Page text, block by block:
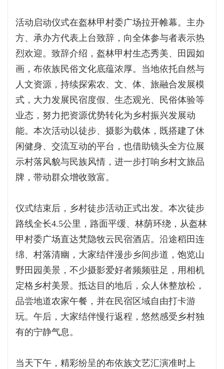
活动启动仪式在盔林甲村委广场拉开帷幕。主办
方、承办方代表上台致辞，向全体参与者表示热
烈欢迎。致辞介绍，盔林甲村生态秀美、田园如
画，布依族民俗文化底蕴浓厚。当地依托自然与
人文资源，持续探索农、文、体、旅融合发展模
式，大力发展民宿度假、生态观光、民俗体验等
业态，努力把资源优势转化为乡村振兴发展动
能。本次活动以徒步、摄影为载体，既搭建了休
闲健身、交流互动的平台，也借助镜头全方位展
示村落风貌与民族风情，进一步打响乡村文旅品
牌，带动群众增收致富。
仪式结束后，乡村徒步活动正式出发。本次徒步
路线全长4.5公里，路面平缓、林荫环绕，从盔林
甲村委广场直达梵隐牧云民宿酒店。沿途稻田连
绵、村落清幽，大家结伴漫步乡间步道，饱览山
野田园美景，不少摄影爱好者频频驻足，用相机
定格乡村美景。抵达目的地后，众人休整放松，
品尝地道农家午餐，并在民宿区域自由打卡游
玩。午后，大家结伴慢行返程，悠然感受乡村独
有的宁静气息。
当天下午，精彩纷呈的布依族文艺汇演准时上